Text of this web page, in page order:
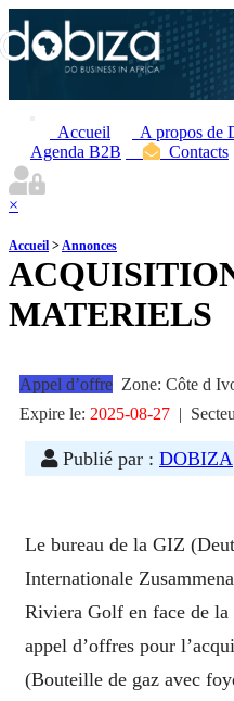
Accueil A propos de
Agenda B2B
Contacts
×
Accueil >Annonces
MATERIELS
Appel d’offre Zone: Côte d
Expire le: 2025-08-27 |
Publié par : DOBIZA
Le bureau de la GIZ
Internationale
Riviera Golf en face de la
appel d’offres pour
(Bouteille de gaz avec